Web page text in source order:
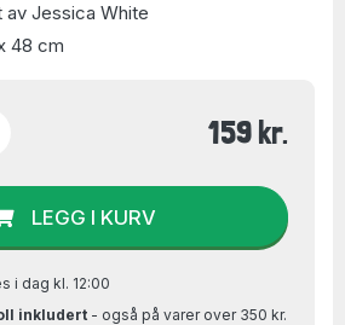
Jessica White
48 cm
159 kr.
LEGG I KURV
i dag kl. 12:00
inkludert- også på varer over 350 kr.